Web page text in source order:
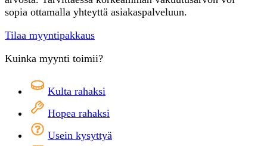
sopia ottamalla yhteyttä asiakaspalveluun.
Tilaa myyntipakkaus
Kuinka myynti toimii?
Kulta rahaksi
Hopea rahaksi
Usein kysyttyä